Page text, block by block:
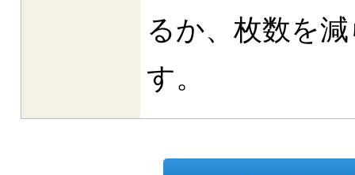
るか、枚数を
す。